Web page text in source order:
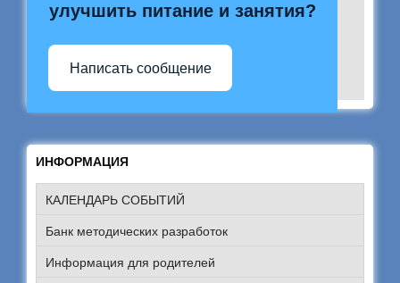
улучшить питание и занятия?
Написать сообщение
ИНФОРМАЦИЯ
КАЛЕНДАРЬ СОБЫТИЙ
Банк методических разработок
Информация для родителей